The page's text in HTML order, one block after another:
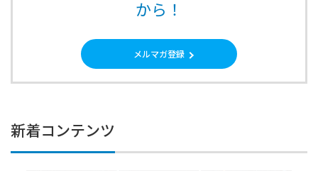
から！
メルマガ登録
新着コンテンツ